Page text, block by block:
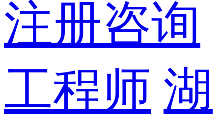
注册咨询
工程师 湖